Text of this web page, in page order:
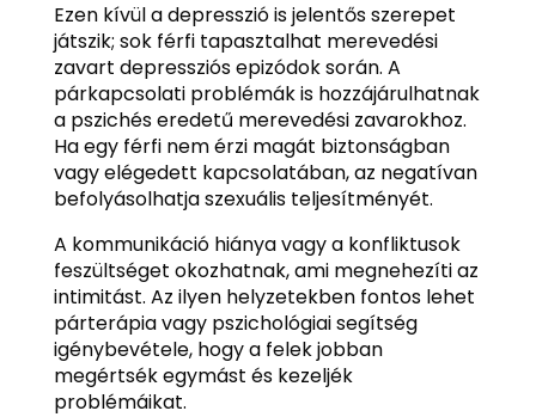
Ezen kívül a depresszió is jelentős szerepet
játszik; sok férfi tapasztalhat merevedési
zavart depressziós epizódok során. A
párkapcsolati problémák is hozzájárulhatnak
a pszichés eredetű merevedési zavarokhoz.
Ha egy férfi nem érzi magát biztonságban
vagy elégedett kapcsolatában, az negatívan
befolyásolhatja szexuális teljesítményét.
A kommunikáció hiánya vagy a konfliktusok
feszültséget okozhatnak, ami megnehezíti az
intimitást. Az ilyen helyzetekben fontos lehet
párterápia vagy pszichológiai segítség
igénybevétele, hogy a felek jobban
megértsék egymást és kezeljék
problémáikat.